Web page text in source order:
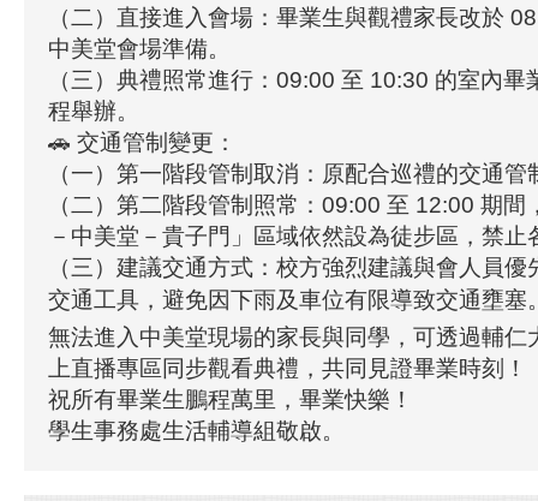
（二）直接進入會場：畢業生與觀禮家長改於
中美堂會場準備。
（三）典禮照常進行：09:00 至 10:30 的室內畢
程舉辦。
🚗 交通管制變更：
（一）第一階段管制取消：原配合巡禮的交通管
（二）第二階段管制照常：09:00 至 12:00 期間
－中美堂－貴子門」區域依然設為徒步區，禁止
（三）建議交通方式：校方強烈建議與會人員
交通工具，避免因下雨及車位有限導致交通壅塞
無法進入中美堂現場的家長與同學，可透過輔仁
上直播專區同步觀看典禮，共同見證畢業時刻！
祝所有畢業生鵬程萬里，畢業快樂！
學生事務處生活輔導組敬啟。